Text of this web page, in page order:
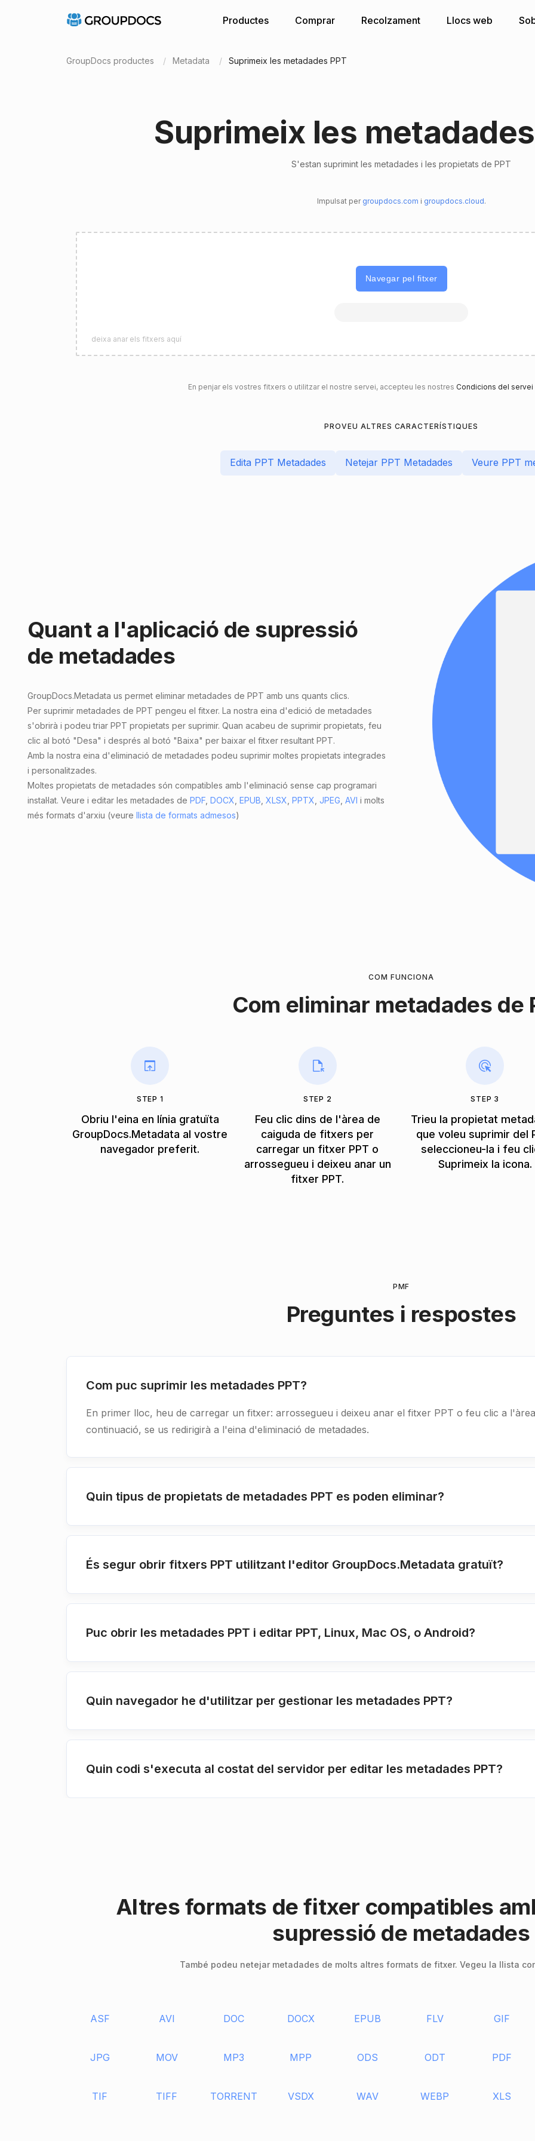
Productes Comprar Recolzament Llocs web
GroupDocs productes Metadata Suprimeix les metadades PPT
Suprimeix les
S'estan suprimint les metadades i les propietats de PPT
Impulsat per groupdocs.com i groupdocs.cloud.
Navegar pel fitxer
deixa anar els fitxers aquí
En penjar els vostres fitxers o utilitzar el nostre servei, accepteu les nostres Condicions del servei
PROVEU ALTRES CARACTERÍSTIQUES
Edita PPT Metadades Netejar PPT Metadades Veure PPT
Quant a l'aplicació de supressió
de metadades
GroupDocs.Metadata us permet eliminar metadades de PPT amb uns quants clics.
Per suprimir metadades de PPT pengeu el fitxer. La nostra eina d'edició de metadades
s'obrirà i podeu triar PPT propietats per suprimir. Quan acabeu de suprimir propietats, feu
clic al botó "Desa" i després al botó "Baixa" per baixar el fitxer resultant PPT.
Amb la nostra eina d'eliminació de metadades podeu suprimir moltes propietats integrades
i personalitzades.
Moltes propietats de metadades són compatibles amb l'eliminació sense cap programari
instal·lat. Veure i editar les metadades de PDF DOCX EPUB XLSX PPTX JPEG AVI i molts
més formats d'arxiu (veure llista de formats admesos)
COM FUNCIONA
Com eliminar metadades de
STEP 1
Obriu l'eina en línia gratuïta
GroupDocs.Metadata al vostre
navegador preferit.
STEP 2
Feu clic dins de l'àrea de
caiguda de fitxers per
carregar un fitxer PPT o
arrossegueu i deixeu anar un
fitxer PPT.
STEP 3
Trieu la propietat
que voleu suprimir del
seleccioneu-la i feu
Suprimeix la icona.
PMF
Preguntes i respostes
Com puc suprimir les metadades PPT?
En primer lloc, heu de carregar un fitxer: arrossegueu i deixeu anar el fitxer PPT o feu clic a
continuació, se us redirigirà a l'eina d'eliminació de metadades.
Quin tipus de propietats de metadades PPT es poden eliminar?
És segur obrir fitxers PPT utilitzant l'editor GroupDocs.Metadata gratuït?
Puc obrir les metadades PPT i editar PPT, Linux, Mac OS, o Android?
Quin navegador he d'utilitzar per gestionar les metadades PPT?
Quin codi s'executa al costat del servidor per editar les metadades PPT?
Altres formats de fitxer compatibles
supressió de metadades
També podeu netejar metadades de molts altres formats de fitxer. Vegeu la llista
ASF AVI DOC DOCX EPUB FLV GIF
JPG MOV MP3 MPP ODS ODT PDF
TIF TIFF TORRENT VSDX WAV WEBP XLS